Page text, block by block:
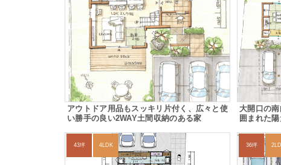
アウトドア用品もスッキリ片付く、広々と使
い勝手の良い2WAY土間収納のある家
大開口の
囲まれた
43坪 4LDK 36坪